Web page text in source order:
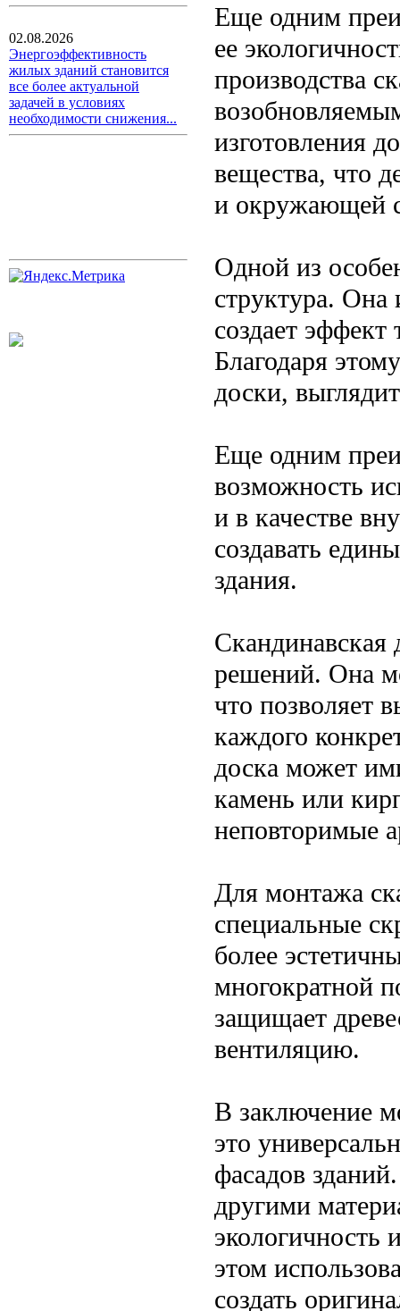
02.08.2026
Энергоэффективность
жилых зданий становится
все более актуальной
задачей в условиях
необходимости снижения...
Еще одним
ее
производства
изготовления
вещества, что
и окружающей
Одной из
структура. Она
создает эффект
Благодаря
доски,
Еще одним
возможность
и в качестве
создавать
здания.
Скандинавская
решений. Она
что позволяет
каждого
доска может
камень или
неповторимые
Для монтажа
специальные
более
многократной
защищает
вентиляцию.
В заключение
это
фасадов
другими
этом
создать